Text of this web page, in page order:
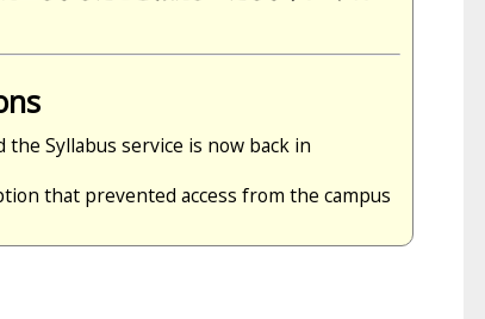
Syllabus service is now back in
that prevented access from the campus